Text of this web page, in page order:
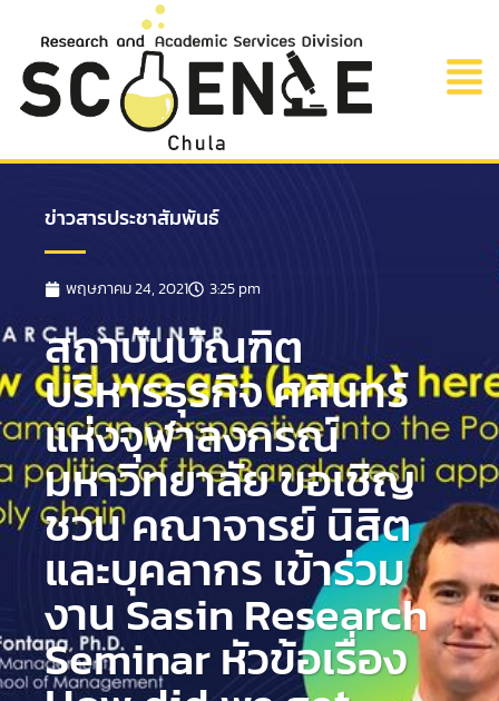
ข่าวสารประชาสัมพันธ์
พฤษภาคม 24, 2021 3:25 pm
สถาบันบัณฑิต
บริหารธุรกิจ ศศินทร์
แห่งจุฬาลงกรณ์
มหาวิทยาลัย ขอเชิญ
ชวน คณาจารย์ นิสิต
และบุคลากร เข้าร่วม
งาน Sasin Research
Seminar หัวข้อเรื่อง